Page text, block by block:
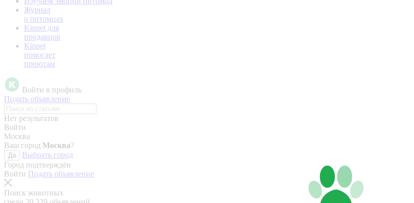
Журнал
о питомцах
Kinpet для
продавцов
Kinpet
помогает
приютам
Войти в профиль
Подать объявление
Нет результатов
Войти
Москва
Ваш город Москва?
Да
Выбрать город
Город подтверждён
Войти Подать объявление
Поиск животных